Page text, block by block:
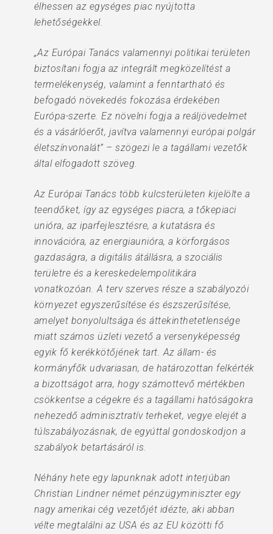
élhessen az egységes piac nyújtotta
lehetőségekkel.
„Az Európai Tanács valamennyi politikai területen
biztosítani fogja az integrált megközelítést a
termelékenység, valamint a fenntartható és
befogadó növekedés fokozása érdekében
Európa-szerte. Ez növelni fogja a reáljövedelmet
és a vásárlóerőt, javítva valamennyi európai polgár
életszínvonalát” – szögezi le a tagállami vezetők
által elfogadott szöveg.
Az Európai Tanács több kulcsterületen kijelölte a
teendőket, így az egységes piacra, a tőkepiaci
unióra, az iparfejlesztésre, a kutatásra és
innovációra, az energiaunióra, a körforgásos
gazdaságra, a digitális átállásra, a szociális
területre és a kereskedelempolitikára
vonatkozóan. A terv szerves része a szabályozói
környezet egyszerűsítése és észszerűsítése,
amelyet bonyolultsága és áttekinthetetlensége
miatt számos üzleti vezető a versenyképesség
egyik fő kerékkötőjének tart. Az állam- és
kormányfők udvariasan, de határozottan felkérték
a bizottságot arra, hogy számottevő mértékben
csökkentse a cégekre és a tagállami hatóságokra
nehezedő adminisztratív terheket, vegye elejét a
túlszabályozásnak, de egyúttal gondoskodjon a
szabályok betartásáról is.
Néhány hete egy lapunknak adott interjúban
Christian Lindner német pénzügyminiszter egy
nagy amerikai cég vezetőjét idézte, aki abban
vélte megtalálni az USA és az EU közötti fő